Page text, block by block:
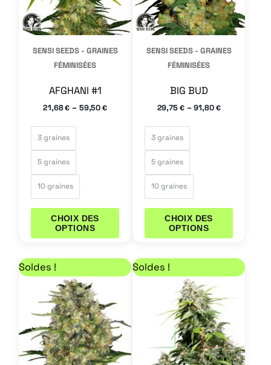
SENSI SEEDS - GRAINES
FÉMINISÉES
AFGHANI #1
21,68€ – 59,50€
3 graines
5 graines
10 graines
CHOIX DES
OPTIONS
Les
options
page
du
produit
SENSI SEEDS - GRAINES
FÉMINISÉES
BIG BUD
29,75 €–91,80 €
3 graines
5 graines
10 graines
CHOIX DES
OPTIONS
Les
options
page
du
produit
Soldes ! Plage de prix : 29,75 € à 93,50 €
Ce
produit
plusieurs
variations.
Les
Soldes ! Plage de prix :
Ce
plusieurs
variations.
Les